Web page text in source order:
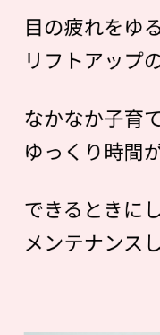
目の疲れをゆ
リフトアップ
なかなか子育
ゆっくり時間
できるときに
メンテナンス